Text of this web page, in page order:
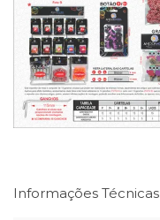
Informações Técnicas